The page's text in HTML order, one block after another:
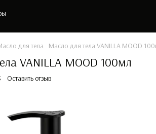
для тела Масло для тела VANILLA MOOD
VANILLA MOOD 100мл
Оставить отзыв